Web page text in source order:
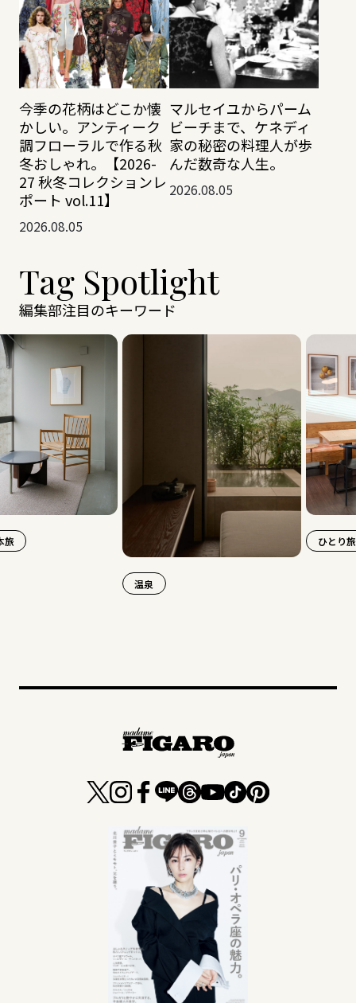
今季の花柄はどこか懐
かしい。アンティーク
調フローラルで作る秋
冬おしゃれ。【2026-
27 秋冬コレクションレ
ポート vol.11】
2026.08.05
マルセイユからパーム
ビーチまで、ケネディ
家の秘密の料理人が歩
んだ数奇な人生。
2026.08.05
Tag Spotlight
編集部注目のキーワード